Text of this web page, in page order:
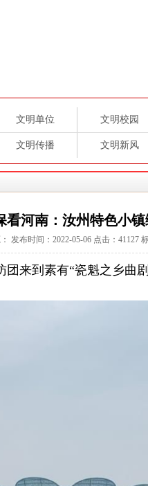
文明单位 文明校园
文明传播 文明新风
看河南：汝州特色小
发布时间：2022-05-06 点击： 41127
团来到素有“瓷魁之乡